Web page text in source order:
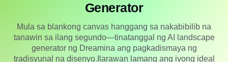
Generator
Mula sa blankong canvas hanggang sa nakabibilib na
tanawin sa ilang segundo—tinatanggal ng AI landscape
generator ng Dreamina ang pagkadismaya ng
tradisyunal na disenyo.Ilarawan lamang ang iyong ideal